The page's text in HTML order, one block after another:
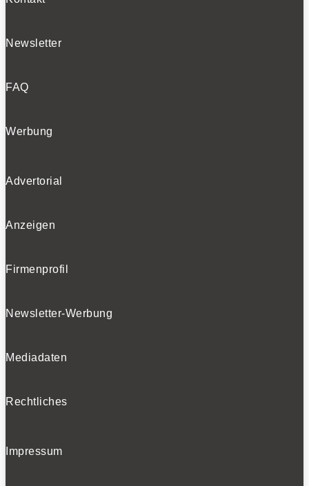
und akzeptiert.
Folgen
BELIEBTE TESTS
Newsletter
FAQ
Werbung
Advertorial
Anzeigen
Firmenprofil
Newsletter-Werbung
Mediadaten
Rechtliches
Impressum